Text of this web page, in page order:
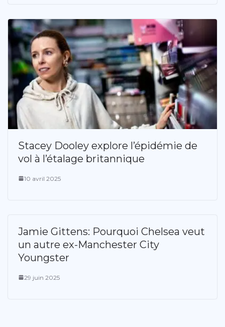
Stacey Dooley explore l’épidémie de
vol à l’étalage britannique
10 avril 2025
Jamie Gittens: Pourquoi Chelsea veut
un autre ex-Manchester City
Youngster
29 juin 2025